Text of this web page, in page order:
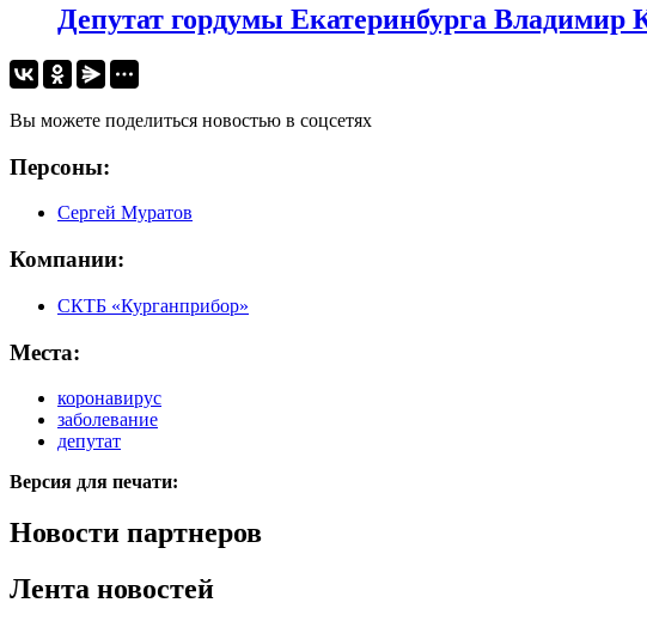
Депутат гордумы Екатеринбурга Владимир
Вы можете поделиться новостью в соцсетях
Персоны:
Сергей Муратов
Компании:
СКТБ «Курганприбор»
Места:
коронавирус
заболевание
депутат
Версия для печати:
Новости партнеров
Лента новостей